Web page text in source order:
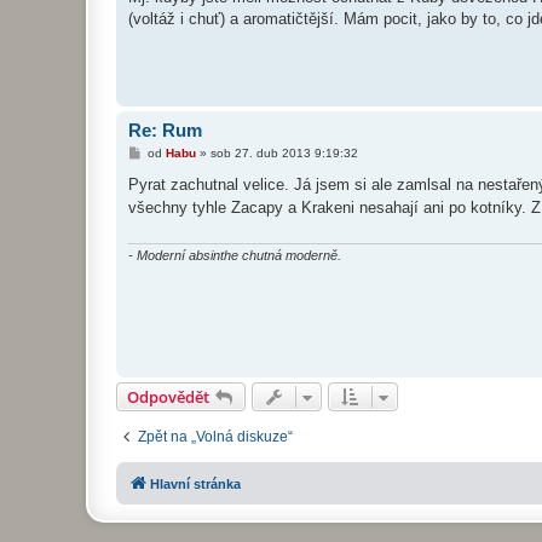
(voltáž i chuť) a aromatičtější. Mám pocit, jako by to, co
Re: Rum
P
í
s
p
e
od Habu» sob 27. dub 2013 9:19:32
Pyrat zachutnal velice. Já jsem si ale zamlsal na
všechny tyhle Zacapy a Krakeni nesahají ani po kotníky.
- Moderní absinthe chutná moderně.
Odpovědět
Zpět na „Volná diskuze“
Hlavní stránka